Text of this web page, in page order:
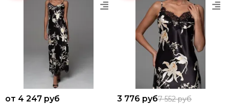
от 4 247 руб 3 776 руб7 552 руб